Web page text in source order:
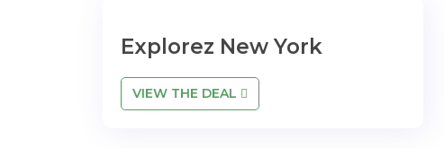
Explorez New York
VIEW THE DEAL